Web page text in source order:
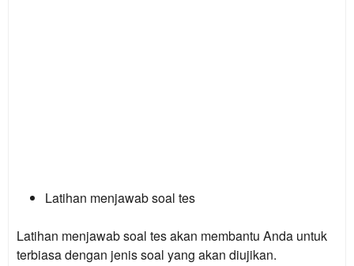
Latihan menjawab soal tes
Latihan menjawab soal tes akan membantu Anda untuk
terbiasa dengan jenis soal yang akan diujikan.